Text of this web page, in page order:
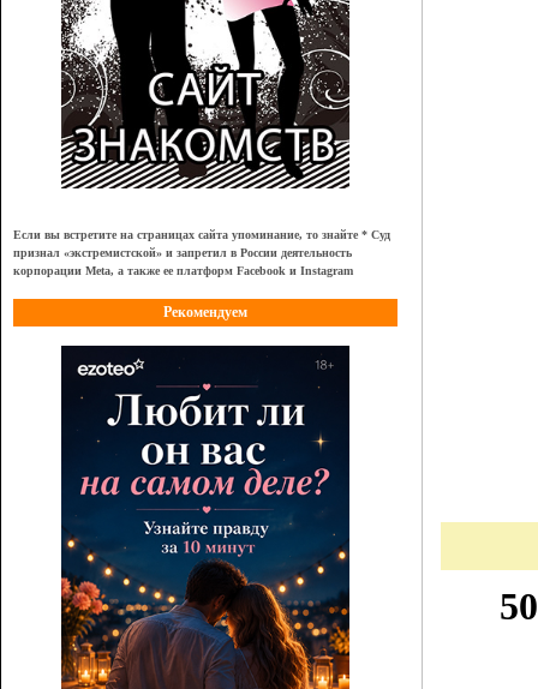
Если вы встретите на страницах сайта упоминание, то знайте * Суд
признал «экстремистской» и запретил в России деятельность
корпорации Meta, а также ее платформ Facebook и Instagram
Рекомендуем